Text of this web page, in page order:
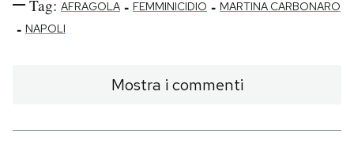
Tag: AFRAGOLA - FEMMINICIDIO - MARTINA CARBONARO
- NAPOLI
Mostra i commenti